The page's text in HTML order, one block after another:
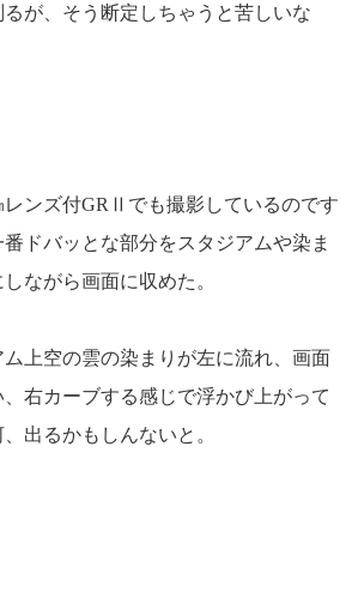
が、そう断定しちゃうと苦しいな
レンズ付GRⅡでも撮影しているのです
ドバッとな部分をスタジアムや染ま
ながら画面に収めた。
ム上空の雲の染まりが左に流れ、画面
、右カーブする感じで浮かび上がって
出るかもしんないと。